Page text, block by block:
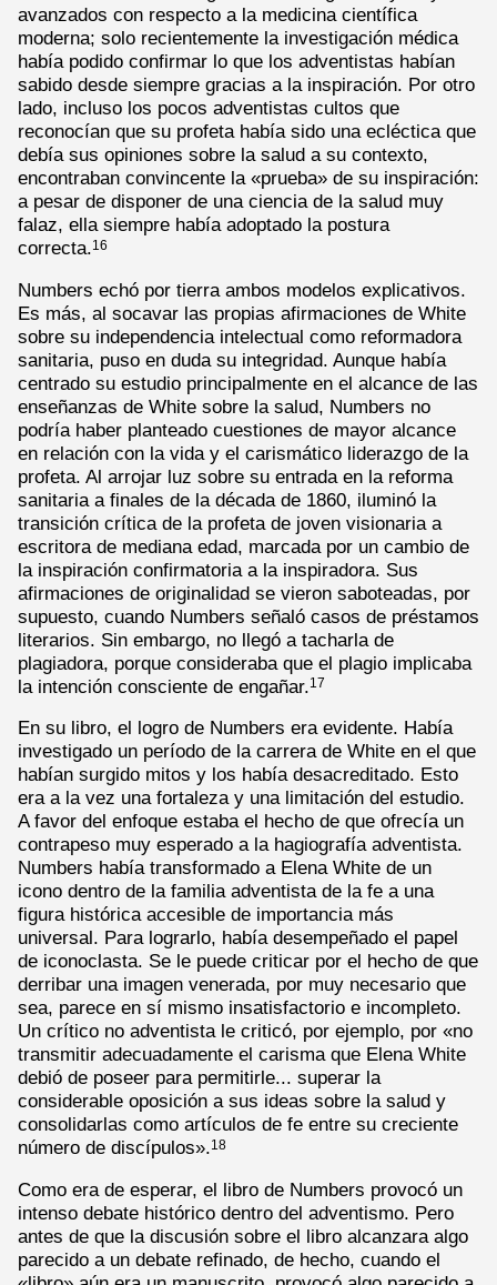
avanzados con respecto a la medicina científica
moderna; solo recientemente la investigación médica
había podido confirmar lo que los adventistas habían
sabido desde siempre gracias a la inspiración. Por otro
lado, incluso los pocos adventistas cultos que
reconocían que su profeta había sido una ecléctica que
debía sus opiniones sobre la salud a su contexto,
encontraban convincente la «prueba» de su inspiración:
a pesar de disponer de una ciencia de la salud muy
falaz, ella siempre había adoptado la postura
correcta.16
Numbers echó por tierra ambos modelos explicativos.
Es más, al socavar las propias afirmaciones de White
sobre su independencia intelectual como reformadora
sanitaria, puso en duda su integridad. Aunque había
centrado su estudio principalmente en el alcance de las
enseñanzas de White sobre la salud, Numbers no
podría haber planteado cuestiones de mayor alcance
en relación con la vida y el carismático liderazgo de la
profeta. Al arrojar luz sobre su entrada en la reforma
sanitaria a finales de la década de 1860, iluminó la
transición crítica de la profeta de joven visionaria a
escritora de mediana edad, marcada por un cambio de
la inspiración confirmatoria a la inspiradora. Sus
afirmaciones de originalidad se vieron saboteadas, por
supuesto, cuando Numbers señaló casos de préstamos
literarios. Sin embargo, no llegó a tacharla de
plagiadora, porque consideraba que el plagio implicaba
la intención consciente de engañar.17
En su libro, el logro de Numbers era evidente. Había
investigado un período de la carrera de White en el que
habían surgido mitos y los había desacreditado. Esto
era a la vez una fortaleza y una limitación del estudio.
A favor del enfoque estaba el hecho de que ofrecía un
contrapeso muy esperado a la hagiografía adventista.
Numbers había transformado a Elena White de un
icono dentro de la familia adventista de la fe a una
figura histórica accesible de importancia más
universal. Para lograrlo, había desempeñado el papel
de iconoclasta. Se le puede criticar por el hecho de que
derribar una imagen venerada, por muy necesario que
sea, parece en sí mismo insatisfactorio e incompleto.
Un crítico no adventista le criticó, por ejemplo, por «no
transmitir adecuadamente el carisma que Elena White
debió de poseer para permitirle... superar la
considerable oposición a sus ideas sobre la salud y
consolidarlas como artículos de fe entre su creciente
número de discípulos».18
Como era de esperar, el libro de Numbers provocó un
intenso debate histórico dentro del adventismo. Pero
antes de que la discusión sobre el libro alcanzara algo
parecido a un debate refinado, de hecho, cuando el